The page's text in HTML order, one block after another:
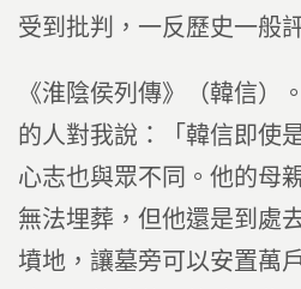
受到批判，一反歷史一般
《淮陰侯列傳》（韓信）
的人對我說：「韓信即使
心志也與眾不同。他的母
無法埋葬，但他還是到處
墳地，讓墓旁可以安置萬